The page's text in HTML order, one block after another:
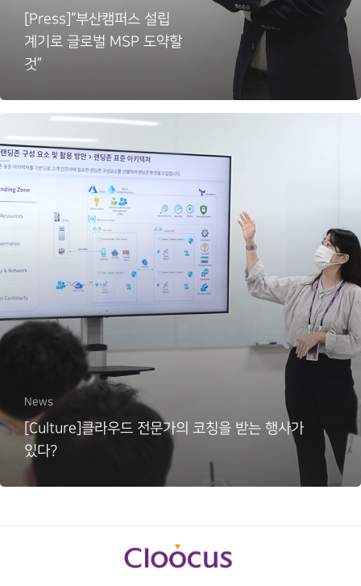
[Press]“부산캠퍼스 설립
계기로 글로벌 MSP 도약할
것”
News
[Culture]클라우드 전문가의 코칭을 받는 행사가
있다?